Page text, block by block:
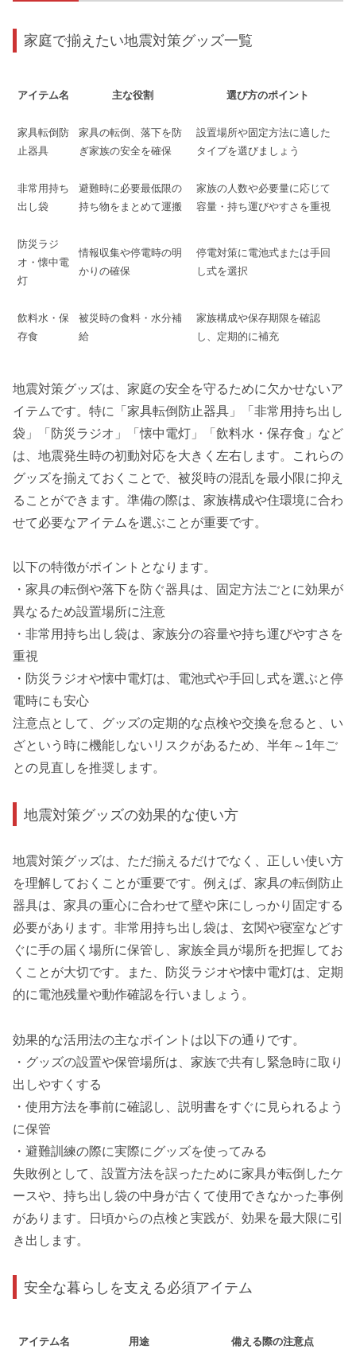
家庭で揃えたい地震対策グッズ一覧
アイテム名 主な役割 選び方のポイント
家具転倒防
止器具
家具の転倒、落下を防
ぎ家族の安全を確保
設置場所や固定方法に適した
タイプを選びましょう
非常用持ち
出し袋
避難時に必要最低限の
持ち物をまとめて運搬
家族の人数や必要量に応じて
容量・持ち運びやすさを重視
防災ラジ
オ・懐中電
灯
情報収集や停電時の明
かりの確保
停電対策に電池式または手回
し式を選択
飲料水・保
存食
被災時の食料・水分補
給
家族構成や保存期限を確認
し、定期的に補充
地震対策グッズは、家庭の安全を守るために欠かせないア
イテムです。特に「家具転倒防止器具」「非常用持ち出し
袋」「防災ラジオ」「懐中電灯」「飲料水・保存食」など
は、地震発生時の初動対応を大きく左右します。これらの
グッズを揃えておくことで、被災時の混乱を最小限に抑え
ることができます。準備の際は、家族構成や住環境に合わ
せて必要なアイテムを選ぶことが重要です。
以下の特徴がポイントとなります。
・家具の転倒や落下を防ぐ器具は、固定方法ごとに効果が
異なるため設置場所に注意
・非常用持ち出し袋は、家族分の容量や持ち運びやすさを
重視
・防災ラジオや懐中電灯は、電池式や手回し式を選ぶと停
電時にも安心
注意点として、グッズの定期的な点検や交換を怠ると、い
ざという時に機能しないリスクがあるため、半年～1年ご
との見直しを推奨します。
地震対策グッズの効果的な使い方
地震対策グッズは、ただ揃えるだけでなく、正しい使い方
を理解しておくことが重要です。例えば、家具の転倒防止
器具は、家具の重心に合わせて壁や床にしっかり固定する
必要があります。非常用持ち出し袋は、玄関や寝室などす
ぐに手の届く場所に保管し、家族全員が場所を把握してお
くことが大切です。また、防災ラジオや懐中電灯は、定期
的に電池残量や動作確認を行いましょう。
効果的な活用法の主なポイントは以下の通りです。
・グッズの設置や保管場所は、家族で共有し緊急時に取り
出しやすくする
・使用方法を事前に確認し、説明書をすぐに見られるよう
に保管
・避難訓練の際に実際にグッズを使ってみる
失敗例として、設置方法を誤ったために家具が転倒したケ
ースや、持ち出し袋の中身が古くて使用できなかった事例
があります。日頃からの点検と実践が、効果を最大限に引
き出します。
安全な暮らしを支える必須アイテム
アイテム名 用途 備える際の注意点